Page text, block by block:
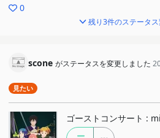
0
残り3件のステータ
scone がステータスを変更しました
見たい
ゴーストコンサート :